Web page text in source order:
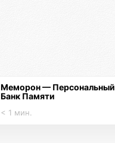
Меморон — Персональный
Банк Памяти
< 1 мин.